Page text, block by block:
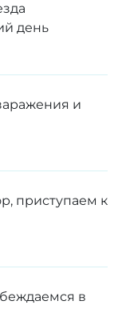
день
и
приступаем к
в